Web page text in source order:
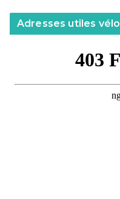
Adresses utiles vélo